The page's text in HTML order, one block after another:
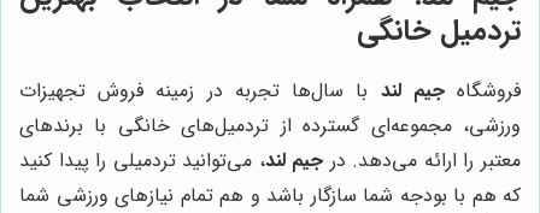
تردمیل خانگی
فروشگاهجیم لند با سال‌ها تجربه در زمینه فروش تجهیزات
ورزشی، مجموعه‌ای گسترده از تردمیل‌های خانگی با برندهای
معتبر را ارائه می‌دهد. در جیم لند، می‌توانید تردمیلی را پیدا کنید
که هم با بودجه شما سازگار باشد و هم تمام نیازهای ورزشی شما